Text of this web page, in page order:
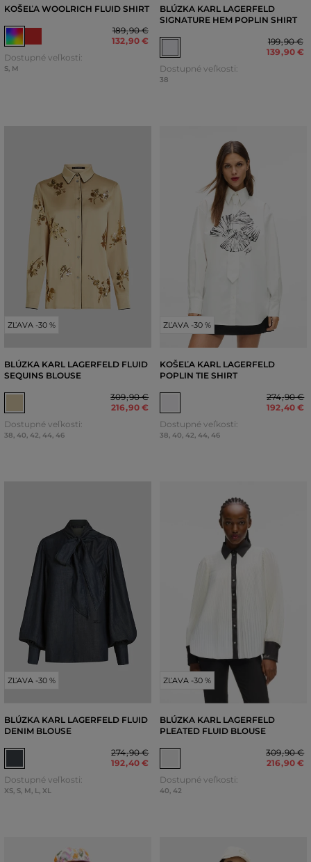
KOŠEĽA WOOLRICH FLUID SHIRT
189,90 €
132,90 €
Dostupné veľkosti:
S, M
BLÚZKA KARL LAGERFELD
SIGNATURE HEM POPLIN SHIRT
199,90 €
139,90 €
Dostupné veľkosti:
38
ZĽAVA -30 %
BLÚZKA KARL LAGERFELD FLUID
SEQUINS BLOUSE
309,90 €
216,90 €
Dostupné veľkosti:
38, 40, 42, 44, 46
ZĽAVA -30 %
KOŠEĽA KARL LAGERFELD
POPLIN TIE SHIRT
274,90 €
192,40 €
Dostupné veľkosti:
38, 40, 42, 44, 46
ZĽAVA -30 %
BLÚZKA KARL LAGERFELD FLUID
DENIM BLOUSE
274,90 €
192,40 €
Dostupné veľkosti:
XS, S, M, L, XL
ZĽAVA -30 %
BLÚZKA KARL LAGERFELD
PLEATED FLUID BLOUSE
309,90 €
216,90 €
Dostupné veľkosti:
40, 42